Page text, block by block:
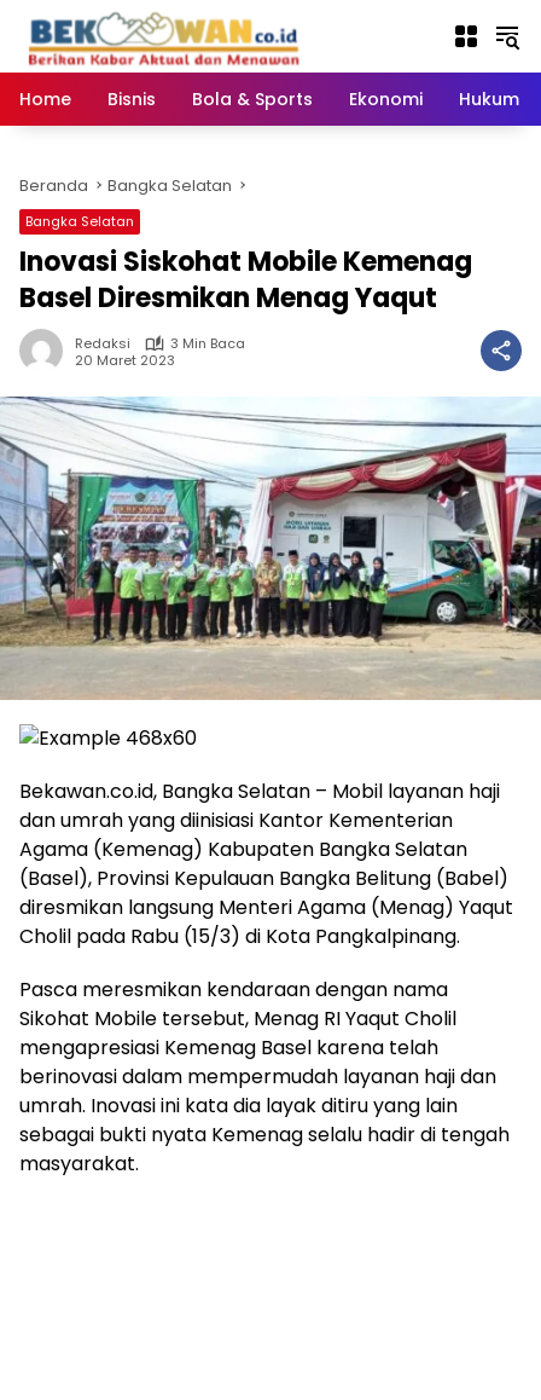
konten
Home
Bisnis Bola & Sports Ekonomi Hukum
Beranda Bangka Selatan
Bangka Selatan
Inovasi Siskohat Mobile Kemenag
Basel Diresmikan Menag Yaqut
Redaksi
3 Min Baca
20 Maret 2023
Bekawan.co.id, Bangka Selatan – Mobil layanan haji
dan umrah yang diinisiasi Kantor Kementerian
Agama (Kemenag) Kabupaten Bangka Selatan
(Basel), Provinsi Kepulauan Bangka Belitung (Babel)
diresmikan langsung Menteri Agama (Menag) Yaqut
Cholil pada Rabu (15/3) di Kota Pangkalpinang.
Pasca meresmikan kendaraan dengan nama
Sikohat Mobile tersebut, Menag RI Yaqut Cholil
mengapresiasi Kemenag Basel karena telah
berinovasi dalam mempermudah layanan haji dan
umrah. Inovasi ini kata dia layak ditiru yang lain
sebagai bukti nyata Kemenag selalu hadir di tengah
masyarakat.